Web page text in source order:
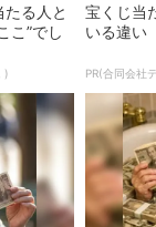
る人と
こ”でし
)
宝くじ当
いる違い
PR(合同会社